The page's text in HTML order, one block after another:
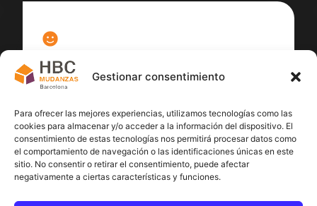
Gestionar consentimiento
Para ofrecer las mejores experiencias, utilizamos tecnologías como las
cookies para almacenar y/o acceder a la información del dispositivo. El
consentimiento de estas tecnologías nos permitirá procesar datos como
el comportamiento de navegación o las identificaciones únicas en este
sitio. No consentir o retirar el consentimiento, puede afectar
negativamente a ciertas características y funciones.
100